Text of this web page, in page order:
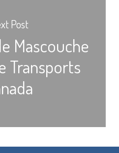
Post
Mascouche
Transports